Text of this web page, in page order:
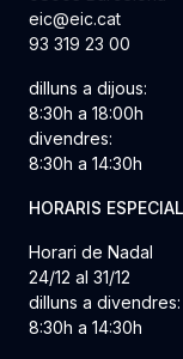
eic@eic.cat
93 319 23 00
dilluns a dijous:
8:30h a 18:00h
divendres:
8:30h a 14:30h
HORARIS
Horari de Nadal
24/12 al 31/12
dilluns a divendres:
8:30h a 14:30h